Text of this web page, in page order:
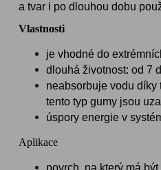
a tvar i po dlouhou dobu
Vlastnosti
je vhodné do
dlouhá životnost: od 7
neabsorbuje vodu díky
tento typ gumy jsou
úspory energie v
Aplikace
povrch, na který má